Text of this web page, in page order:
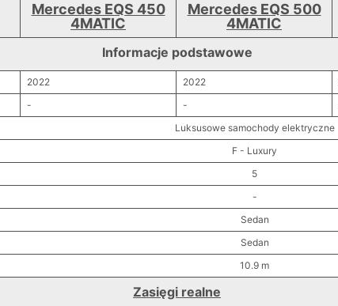
Mercedes EQS 450
4MATIC
Mercedes EQS 500
4MATIC
Informacje podstawowe
2022 2022
- -
Luksusowe samochody elektryczne
F - Luxury
5
-
Sedan
Sedan
10.9 m
Zasięgi realne